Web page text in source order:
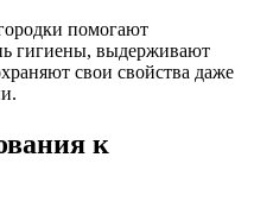
помогают
гигиены, выдерживают
свои свойства даже
к